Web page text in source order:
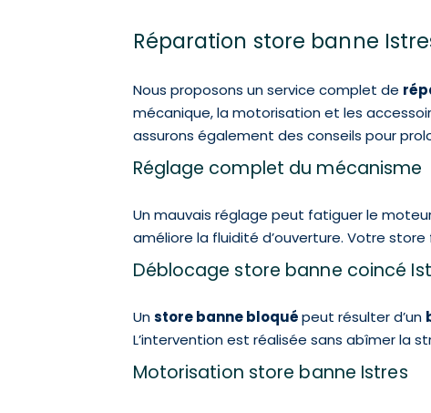
Réparation store banne
Nous proposons un service complet de
mécanique, la motorisation et les
assurons également des conseils pour
Réglage complet du mécanisme
Un mauvais réglage peut fatiguer le
améliore la fluidité d’ouverture. Votre
Déblocage store banne coincé
Unstore banne bloquépeut résulter d’un
L’intervention est réalisée sans abîmer la
Motorisation store banne Istres